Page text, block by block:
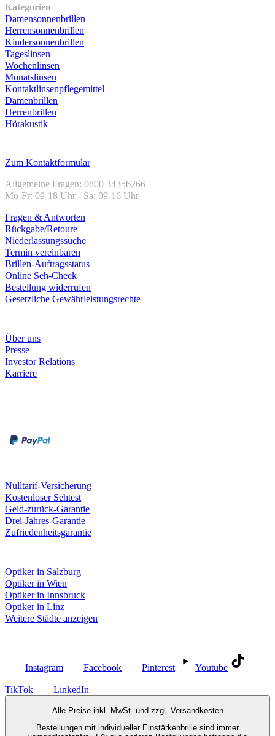
Kategorien
Damensonnenbrillen
Herrensonnenbrillen
Kindersonnenbrillen
Tageslinsen
Wochenlinsen
Monatslinsen
Kontaktlinsenpflegemittel
Damenbrillen
Herrenbrillen
Hörakustik
Zum Kontaktformular
Allgemeine Fragen: 0800 34356266
Mo-Fr: 09-18 Uhr - Sa: 09-16 Uhr
Fragen & Antworten
Rückgabe/Retoure
Niederlassungssuche
Termin vereinbaren
Brillen-Auftragsstatus
Online Seh-Check
Bestellung widerrufen
Gesetzliche Gewährleistungsrechte
Über uns
Presse
Investor Relations
Karriere
Nulltarif-Versicherung
Kostenloser Sehtest
Geld-zurück-Garantie
Drei-Jahres-Garantie
Zufriedenheitsgarantie
Optiker in Salzburg
Optiker in Wien
Optiker in Innsbruck
Optiker in Linz
Weitere Städte anzeigen
Instagram Facebook Pinterest Youtube
TikTok LinkedIn
Alle Preise inkl. MwSt. und zzgl. Versandkosten
Bestellungen mit individueller Einstärkenbrille sind immer